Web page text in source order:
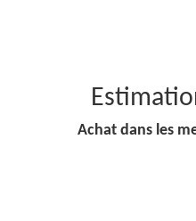
Achat dans les